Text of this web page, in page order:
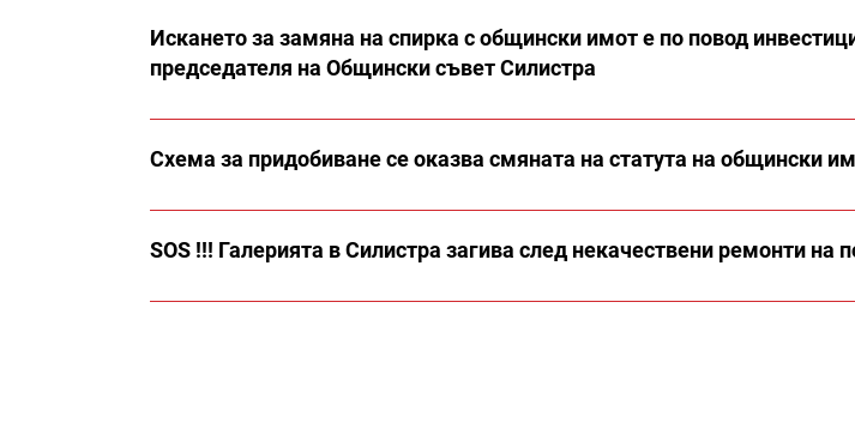
Искането за замяна на спирка с общински имот е по повод
председателя на Общински съвет Силистра
Схема за придобиване се оказва смяната на статута на общински
SOS !!! Галерията в Силистра загива след некачествени ремонти на